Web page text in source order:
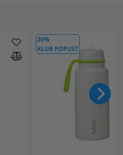
20%
KLUB POPUST